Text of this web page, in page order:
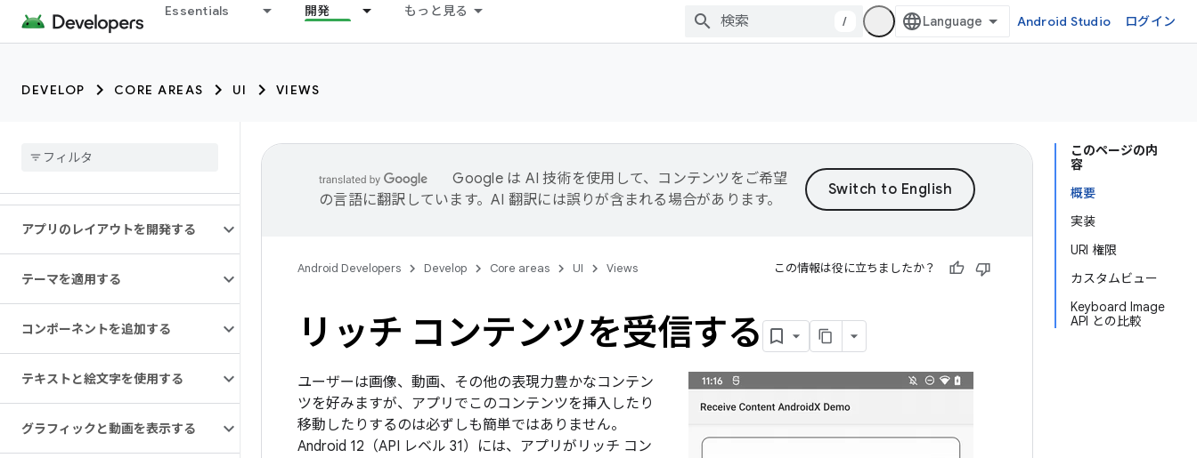
Essentials 開発 もっと見る
/ Android Studio ログイン
DEVELOP CORE AREAS UI VIEWS
アプリのレイアウトを開発する
テーマを適用する
コンポーネントを追加する
テキストと絵文字を使用する
グラフィックと動画を表示する
このページの内
容
概要
実装
URI 権限
カスタムビュー
Keyboard Image
API との比較
Google は AI 技術を使用して、コンテンツをご希望
の言語に翻訳しています。AI 翻訳には誤りが含まれる場合があります。
Android Developers Develop Core areas UI Views この情報は役に立ちましたか？
リッチ コンテンツを受信する
ユーザーは画像、動画、その他の表現力豊かなコンテン
ツを好みますが、アプリでこのコンテンツを挿入したり
移動したりするのは必ずしも簡単ではありません。
Android 12（API レベル 31）には、アプリがリッチ コン